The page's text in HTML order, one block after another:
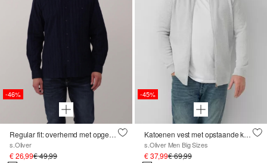
-46%
Regular fit: overhemd met opgezette zak en button-down kraag
s.Oliver
€ 26,99€ 49,99
-45%
Katoenen vest met opstaande kraag en logopatch
s.Oliver Men Big Sizes
€ 37,99€ 69,99